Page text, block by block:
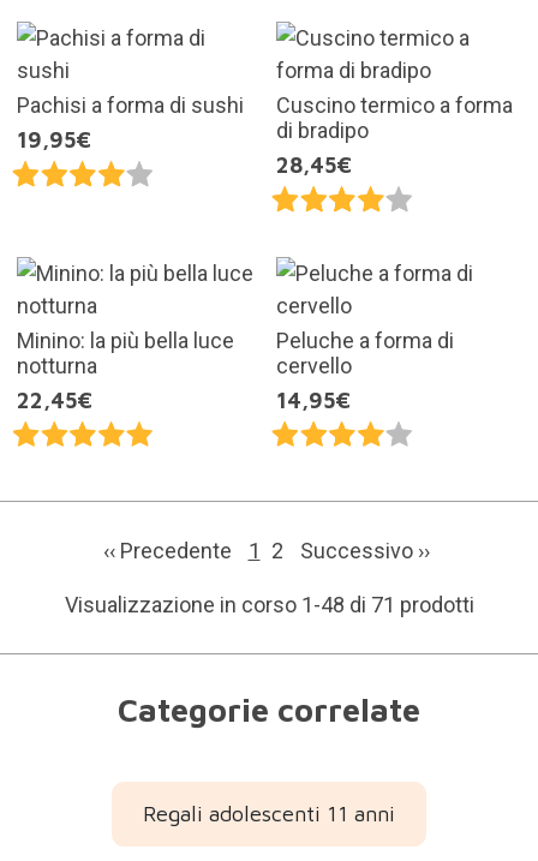
Pachisi a forma di sushi
19,95€
Cuscino termico a forma
di bradipo
28,45€
Minino: la più bella luce
notturna
22,45€
Peluche a forma di
cervello
14,95€
‹‹ Precedente 1 2 Successivo ››
Visualizzazione in corso 1-48 di 71 prodotti
Categorie correlate
Regali adolescenti 11 anni